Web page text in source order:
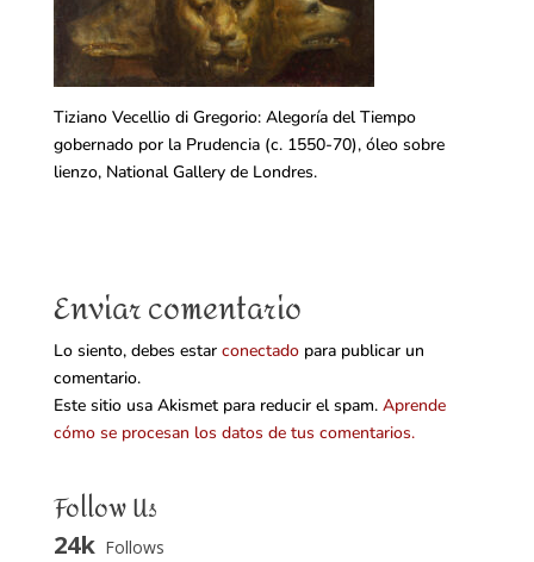
Tiziano Vecellio di Gregorio: Alegoría del Tiempo
gobernado por la Prudencia (c. 1550-70), óleo sobre
lienzo, National Gallery de Londres.
Enviar comentario
Lo siento, debes estar conectadopara publicar un
comentario.
Este sitio usa Akismet para reducir el spam. Aprende
cómo se procesan los datos de tus comentarios.
Follow Us
24k Follows